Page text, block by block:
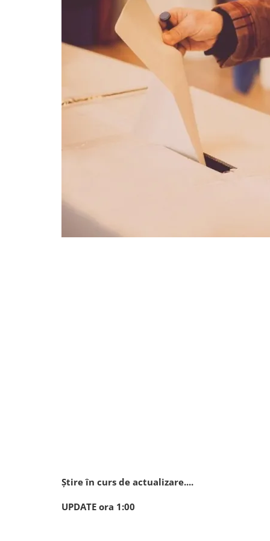
Știre în curs de actualizare....
UPDATE ora 1:00